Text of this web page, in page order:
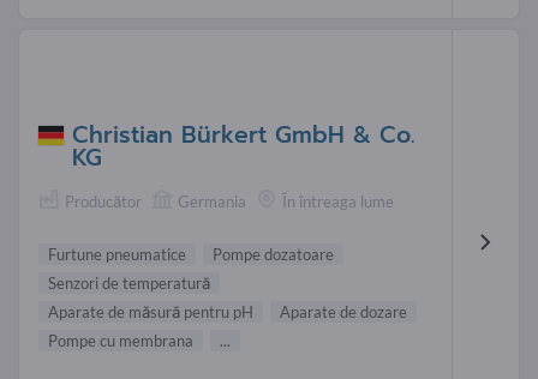
Christian Bürkert GmbH & Co.
KG
Producător Germania În întreaga lume
Furtune pneumatice
Pompe dozatoare
Senzori de temperatură
Aparate de măsură pentru pH
Aparate de dozare
Pompe cu membrana
...